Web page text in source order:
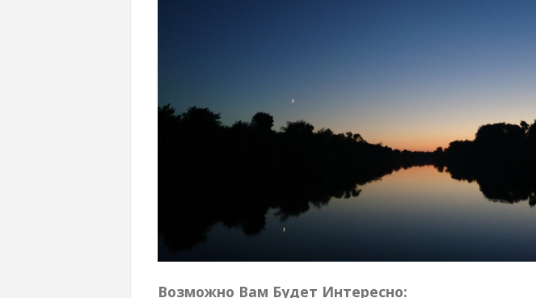
Возможно Вам Будет Интересно: